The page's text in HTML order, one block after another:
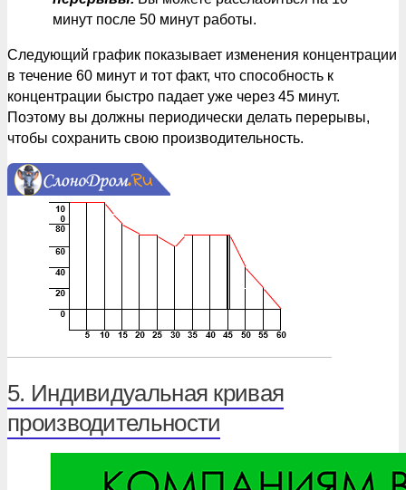
минут после 50 минут работы.
Следующий график показывает изменения концентрации
в течение 60 минут и тот факт, что способность к
концентрации быстро падает уже через 45 минут.
Поэтому вы должны периодически делать перерывы,
чтобы сохранить свою производительность.
5. Индивидуальная кривая
производительности